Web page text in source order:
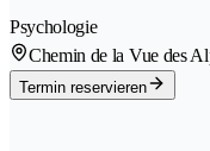
Psychologie
Chemin de la Vue des
Termin reservieren